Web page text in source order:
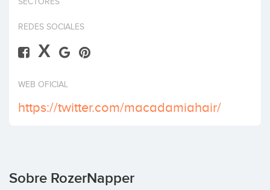
REDES SOCIALES
X
WEB OFICIAL
https://twitter.com/macadamiahair/
Sobre RozerNapper